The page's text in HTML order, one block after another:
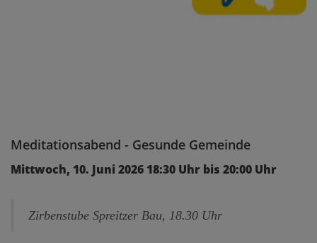
Meditationsabend - Gesunde Gemeinde
Mittwoch, 10. Juni 2026 18:30 Uhr bis 20:00 Uhr
Zirbenstube Spreitzer Bau, 18.30 Uhr